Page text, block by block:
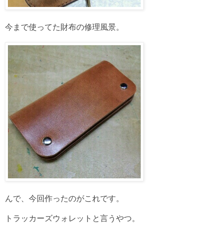
今まで使ってた財布の修理風景。
んで、今回作ったのがこれです。
トラッカーズウォレットと言うやつ。